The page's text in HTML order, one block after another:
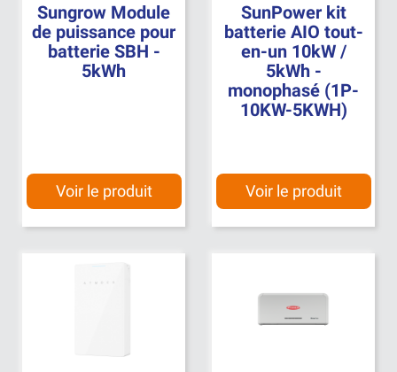
Sungrow Module
de puissance pour
batterie SBH -
5kWh
Voir le produit
SunPower kit
batterie AIO tout-
en-un 10kW /
5kWh -
monophasé (1P-
10KW-5KWH)
Voir le produit